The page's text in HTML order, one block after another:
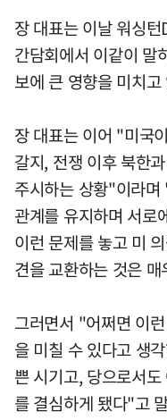
장 대표는 이날 워싱
간담회에서 이같이 말
보에 큰 영향을 미치
장 대표는 이어 "미국
갈지, 전쟁 이후 북한
주시하는 상황"이라
관계를 유지하며 서로
이런 문제를 놓고 미
견을 교환하는 것은
그러면서 "어쩌면 이
을 미칠 수 있다고 생
쁜 시기고, 당으로서
를 결심하게 됐다"고